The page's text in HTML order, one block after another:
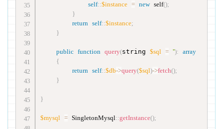
self::$instance = new self();
}
return self::$instance;
}
public function query(string $sql = ''):
array
{
return self::$db->query($sql)->fetch();
}
}
$mysql = SingletonMysql::getInstance();